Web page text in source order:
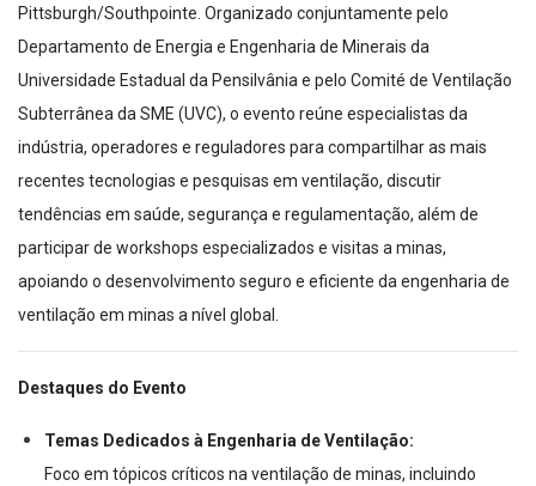
Pittsburgh/Southpointe. Organizado conjuntamente pelo
Departamento de Energia e Engenharia de Minerais da
Universidade Estadual da Pensilvânia e pelo Comité de Ventilação
Subterrânea da SME (UVC), o evento reúne especialistas da
indústria, operadores e reguladores para compartilhar as mais
recentes tecnologias e pesquisas em ventilação, discutir
tendências em saúde, segurança e regulamentação, além de
participar de workshops especializados e visitas a minas,
apoiando o desenvolvimento seguro e eficiente da engenharia de
ventilação em minas a nível global.
Destaques do Evento
Temas Dedicados à Engenharia de Ventilação:
Foco em tópicos críticos na ventilação de minas, incluindo